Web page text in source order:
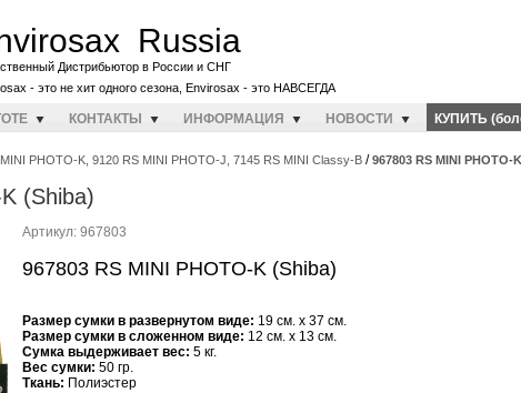
Russia
Дистрибьютор в России и СНГ
- это не хит одного сезона, Envirosax - это НАВСЕГДА
КОНТАКТЫ ИНФОРМАЦИЯ НОВОСТИ КУПИТЬ
PHOTO-K, 9120 RS MINI PHOTO-J, 7145 RS MINI Classy-B /967803 RS MINI PHOTO-
(Shiba)
Артикул: 967803
967803 RS MINI PHOTO-K (Shiba)
Размер сумки в развернутом виде: 19 см. x 37 см.
Размер сумки в сложенном виде: 12 см. x 13 см.
Cумка выдерживает вес: 5 кг.
Вес сумки: 50 гр.
Ткань: Полиэстер